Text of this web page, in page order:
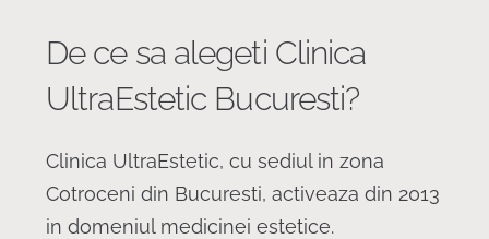
De ce sa alegeti Clinica
UltraEstetic Bucuresti?
Clinica UltraEstetic, cu sediul in zona
Cotroceni din Bucuresti, activeaza din 2013
in domeniul medicinei estetice.